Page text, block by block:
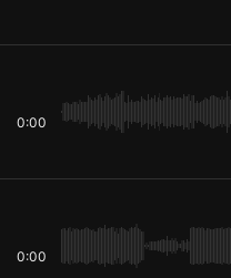
0:00
0:00